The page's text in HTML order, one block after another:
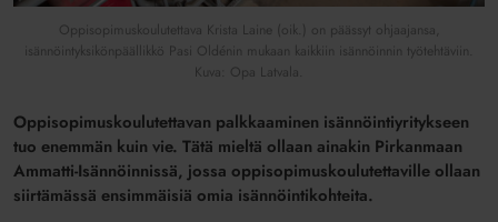
Oppisopimuskoulutettava Krista Laine (oik.) on päässyt ohjaajansa,
isännöintyksikönpäällikkö Pasi Oldénin mukaan kaikkiin isännöinnin työtehtäviin.
Kuva: Opa Latvala.
Oppisopimuskoulutettavan palkkaaminen isännöintiyritykseen
tuo enemmän kuin vie. Tätä mieltä ollaan ainakin Pirkanmaan
Ammatti-Isännöinnissä, jossa oppisopimuskoulutettaville ollaan
siirtämässä ensimmäisiä omia isännöintikohteita.